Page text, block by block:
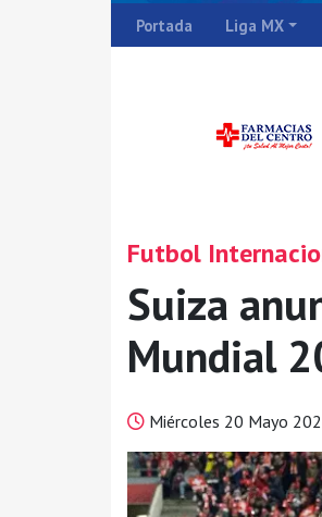
Portada Liga MX
Futbol
Suiza
Mundial
Miércoles 20 Mayo